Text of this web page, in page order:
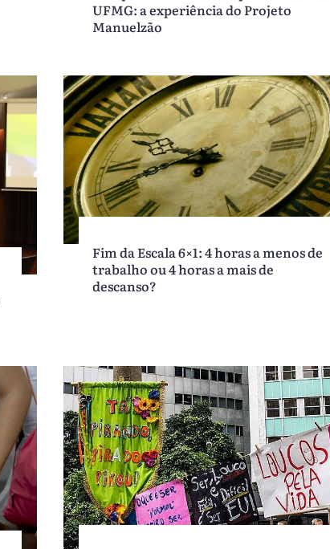
UFMG: a experiência do Projeto
Manuelzão
Fim da Escala 6×1: 4 horas a menos de
trabalho ou 4 horas a mais de
descanso?